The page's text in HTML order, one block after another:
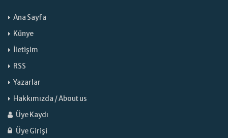
Ana Sayfa
Künye
İletişim
RSS
Yazarlar
Hakkımızda / About us
Üye Kaydı
Üye Girişi